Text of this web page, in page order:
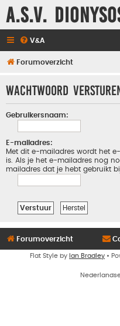
A.S.V.
V&A
Forumoverzicht
Wachtwoord
Gebruikersnaam:
E-mailadres:
Met dit e-mailadres wordt het
is. Als je het e-mailadres nog
mailadres dat je hebt gebruikt
Forumoverzicht
Flat Style by Ian Bradley •